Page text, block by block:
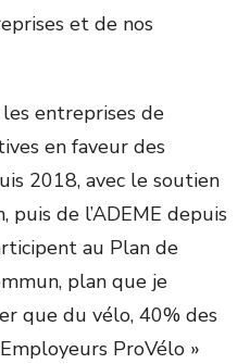
et de nos
entreprises de
en faveur des
2018, avec le soutien
de l’ADEME depuis
au Plan de
plan que je
que du vélo, 40% des
ProVélo »